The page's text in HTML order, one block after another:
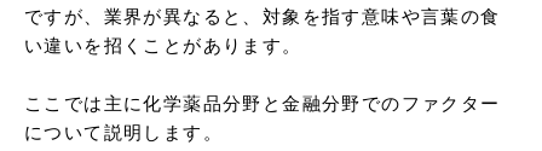
ですが、業界が異なると、対象を指す意味や言葉の食
い違いを招くことがあります。
ここでは主に化学薬品分野と金融分野でのファクター
について説明します。